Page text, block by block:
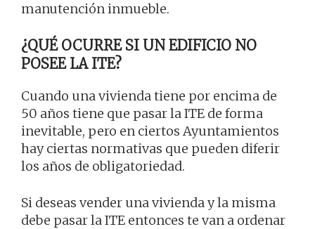
manutención inmueble.
¿QUÉ OCURRE SI UN EDIFICIO NO
POSEE LA ITE?
Cuando una vivienda tiene por encima de
50 años tiene que pasar la ITE de forma
inevitable, pero en ciertos Ayuntamientos
hay ciertas normativas que pueden diferir
los años de obligatoriedad.
Si deseas vender una vivienda y la misma
debe pasar la ITE entonces te van a ordenar